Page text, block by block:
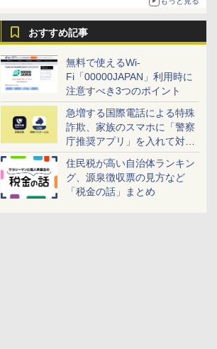
おすすめ記事
無料で使えるWi-
Fi「00000JAPAN」利用時に
注意すべき3つのポイント
急増する国際電話による特殊
詐欺、家族のスマホに「警察
庁推奨アプリ」を入れて対策
しよう！
住民税が高い自治体ランキン
グ、源泉徴収票の見方など
「税金の話」まとめ